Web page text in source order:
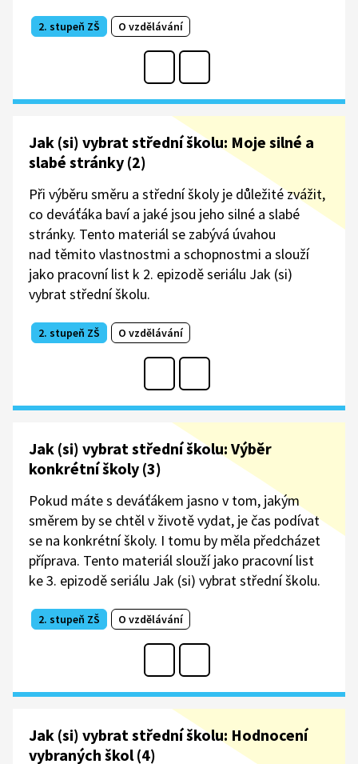
2. stupeň ZŠ O vzdělávání
Jak (si) vybrat střední školu: Moje silné a
slabé stránky (2)
Při výběru směru a střední školy je důležité zvážit,
co deváťáka baví a jaké jsou jeho silné a slabé
stránky. Tento materiál se zabývá úvahou
nad těmito vlastnostmi a schopnostmi a slouží
jako pracovní list k 2. epizodě seriálu Jak (si)
vybrat střední školu.
2. stupeň ZŠ O vzdělávání
Jak (si) vybrat střední školu: Výběr
konkrétní školy (3)
Pokud máte s deváťákem jasno v tom, jakým
směrem by se chtěl v životě vydat, je čas podívat
se na konkrétní školy. I tomu by měla předcházet
příprava. Tento materiál slouží jako pracovní list
ke 3. epizodě seriálu Jak (si) vybrat střední školu.
2. stupeň ZŠ O vzdělávání
Jak (si) vybrat střední školu: Hodnocení
vybraných škol (4)